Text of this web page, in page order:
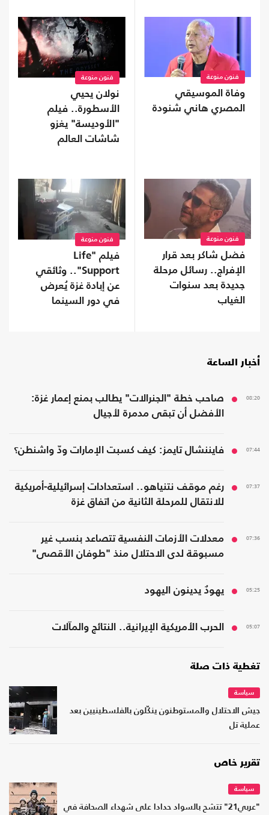
فنون منوعة
وفاة الموسيقي
المصري هاني شنودة
فنون منوعة
نولان يحيي
الأسطورة.. فيلم
"الأوديسة" يغزو
شاشات العالم
فنون منوعة
فضل شاكر بعد قرار
الإفراج.. رسائل مرحلة
جديدة بعد سنوات
الغياب
فنون منوعة
فيلم "Life
Support".. وثائقي
عن إبادة غزة يُعرض
في دور السينما
أخبار الساعة
08:20
صاحب خطة "الجنرالات" يطالب بمنع إعمار غزة:
الأفضل أن تبقى مدمرة لأجيال
07:44 فايننشال تايمز: كيف كسبت الإمارات ودّ واشنطن؟
07:37
رغم موقف نتنياهو.. استعدادات إسرائيلية-أمريكية
للانتقال للمرحلة الثانية من اتفاق غزة
07:36
معدلات الأزمات النفسية تتصاعد بنسب غير
مسبوقة لدى الاحتلال منذ "طوفان الأقصى"
05:25 يهودٌ يدينون اليهود
05:07 الحرب الأمريكية الإيرانية.. النتائج والمآلات
تغطية ذات صلة
سياسة
جيش الاحتلال والمستوطنون ينكّلون بالفلسطينيين بعد
عملية تل
تقرير خاص
سياسة
"عربي21" تتشح بالسواد حدادا على شهداء الصحافة في